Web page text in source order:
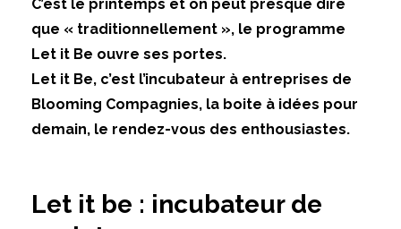
C’est le printemps et on peut presque dire
que « traditionnellement », le programme
Let it Be ouvre ses portes.
Let it Be, c’est l’incubateur à entreprises de
Blooming Compagnies, la boite à idées pour
demain, le rendez-vous des enthousiastes.
Let it be : incubateur de